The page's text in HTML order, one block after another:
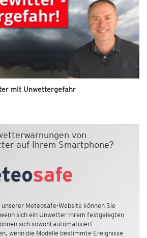
mit Unwettergefahr
von
auf Ihrem Smartphone?
Meteosafe-Website können Sie
sich ein Unwetter Ihrem festgelegten
sich sowohl automatisiert
wenn die Modelle bestimmte Ereignisse